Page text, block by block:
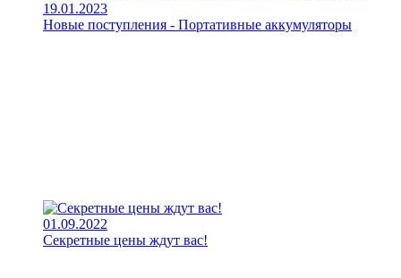
19.01.2023
Новые поступления - Портативные аккумуляторы
01.09.2022
Секретные цены ждут вас!